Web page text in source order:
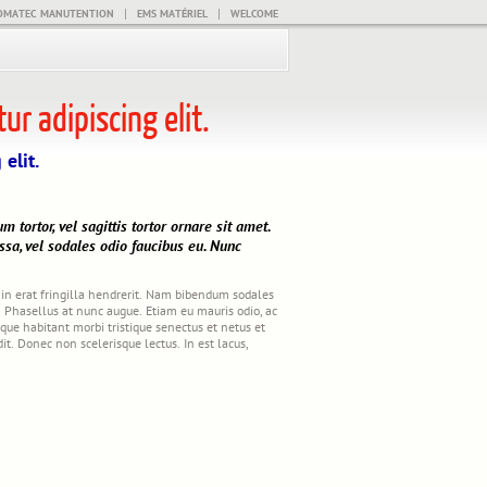
MANUTENTION | EMS MATÉRIEL | WELCOME
adipiscing elit.
elit.
tortor, vel sagittis tortor ornare sit amet.
vel sodales odio faucibus eu. Nunc
erat fringilla hendrerit. Nam bibendum sodales
at nunc augue. Etiam eu mauris odio, ac
habitant morbi tristique senectus et netus et
Donec non scelerisque lectus. In est lacus,